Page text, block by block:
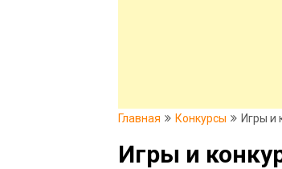
Главная Конкурсы Игры и
Игры и